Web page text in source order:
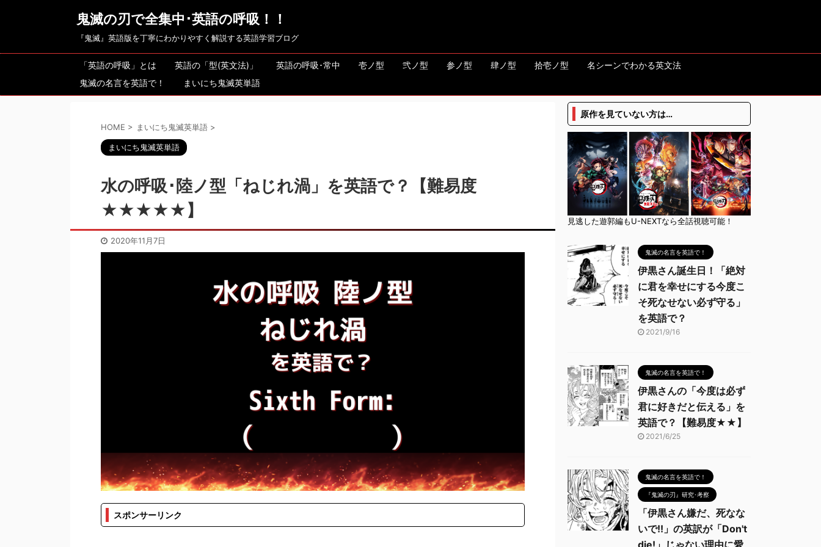
鬼滅の刃で全集中･英語の呼吸！！
『鬼滅』英語版を丁寧にわかりやすく解説する英語学習ブログ
「英語の呼吸」とは 英語の「型(英文法)」 英語の呼吸･常中 壱ノ型 弐ノ型 参ノ型 肆ノ型 拾壱ノ型
名シーンでわかる英文法
鬼滅の名言を英語で！
まいにち鬼滅英単語
HOME > まいにち鬼滅英単語 >
まいにち鬼滅英単語
水の呼吸･陸ノ型「ねじれ渦」を英語で？【難易度
★★★★★】
2020年11月7日
スポンサーリンク
原作を見ていない方は…
見逃した遊郭編もU-NEXTなら全話視聴可能！
鬼滅の名言を英語で！
伊黒さん誕生日！「絶対
に君を幸せにする今度こ
そ死なせない必ず守る」
を英語で？
2021/9/16
鬼滅の名言を英語で！
伊黒さんの「今度は必ず
君に好きだと伝える」を
英語で？【難易度★★】
2021/6/25
鬼滅の名言を英語で！
『鬼滅の刃』研究･考察
「伊黒さん嫌だ、死なな
いで!!」の英訳が「Don't
die!」じゃない理由に愛